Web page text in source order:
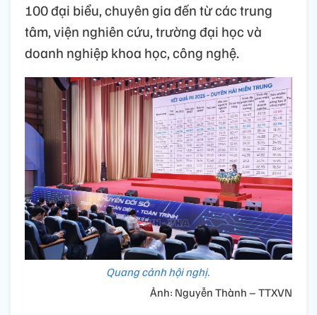
100 đại biểu, chuyên gia đến từ các trung
tâm, viện nghiên cứu, trường đại học và
doanh nghiệp khoa học, công nghệ.
Quang cảnh hội nghị.
Ảnh: Nguyễn Thành – TTXVN